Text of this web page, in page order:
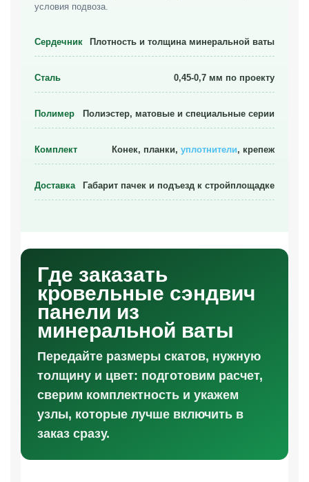
условия подвоза.
Сердечник Плотность и толщина минеральной ваты
Сталь 0,45-0,7 мм по проекту
Полимер Полиэстер, матовые и специальные серии
Комплект Конек, планки, уплотнители, крепеж
Доставка Габарит пачек и подъезд к стройплощадке
Где заказать
кровельные сэндвич
панели из
минеральной ваты
Передайте размеры скатов, нужную
толщину и цвет: подготовим расчет,
сверим комплектность и укажем
узлы, которые лучше включить в
заказ сразу.